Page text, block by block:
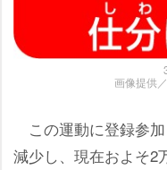
画像提供
この運動に登録参
減少し、現在およそ2